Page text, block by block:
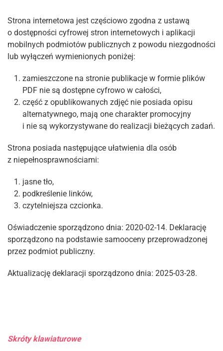
Strona internetowa jest częściowo zgodna z ustawą
o dostępności cyfrowej stron internetowych i aplikacji
mobilnych podmiotów publicznych z powodu niezgodności
lub wyłączeń wymienionych poniżej:
zamieszczone na stronie publikacje w formie plików
PDF nie są dostępne cyfrowo w całości,
część z opublikowanych zdjęć nie posiada opisu
alternatywnego, mają one charakter promocyjny
i nie są wykorzystywane do realizacji bieżących zadań.
Strona posiada następujące ułatwienia dla osób
z niepełnosprawnościami:
jasne tło,
podkreślenie linków,
czytelniejsza czcionka.
Oświadczenie sporządzono dnia: 2020-02-14. Deklarację
sporządzono na podstawie samooceny przeprowadzonej
przez podmiot publiczny.
Aktualizację deklaracji sporządzono dnia: 2025-03-28.
Skróty klawiaturowe